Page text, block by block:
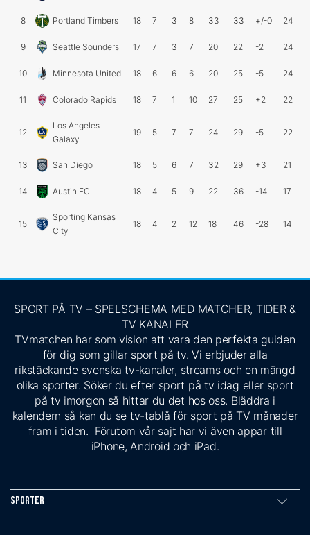
8 Portland Timbers 18 7 3 8 33 33 +/-0 24
9 Seattle Sounders 17 7 3 7 20 22 -2 24
10 Minnesota United 18 6 6 6 20 25 -5 24
11 Colorado Rapids 18 7 1 10 27 25 +2 22
12
Los Angeles
Galaxy
19 5 7 7 24 29 -5 22
13 San Diego 18 5 6 7 32 29 +3 21
14 Austin FC 18 4 5 9 22 36 -14 17
15
Sporting Kansas
City
18 4 2 12 18 46 -28 14
SPORT PÅ TV – SPELSCHEMA MED MATCHER, TIDER &
TV KANALER
TVmatchen har som vision att vara den perfekta guiden
för dig som gillar sport på tv. Vi erbjuder alla
rikstäckande svenska tv-kanaler, streams och en mängd
olika sporter. Söker du efter sport på tv idag eller sport
på tv imorgon så hittar du det hos oss. Bläddra i
kalendern så kan du se tv-tablå för sport på TV månader
fram i tiden. Förutom vår sajt har vi även appar till
iPhone, Android och iPad.
Sporter